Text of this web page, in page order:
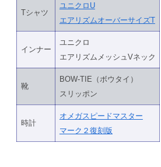
Tシャツ
ユニクロU
エアリズムオーバーサイズT
インナー
ユニクロ
エアリズムメッシュVネック
靴
BOW-TIE（ボウタイ）
スリッポン
時計
オメガスピードマスター
マーク２復刻版